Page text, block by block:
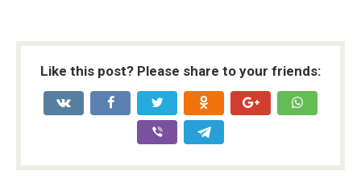
Like this post? Please share to your friends: